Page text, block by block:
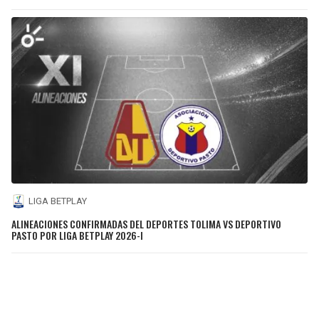
LIGA BETPLAY
ALINEACIONES CONFIRMADAS DEL DEPORTES TOLIMA VS DEPORTIVO
PASTO POR LIGA BETPLAY 2026-I